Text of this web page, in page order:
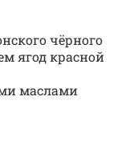
чёрного
ягод красной
маслами